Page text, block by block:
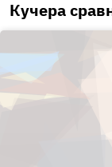
Кучера